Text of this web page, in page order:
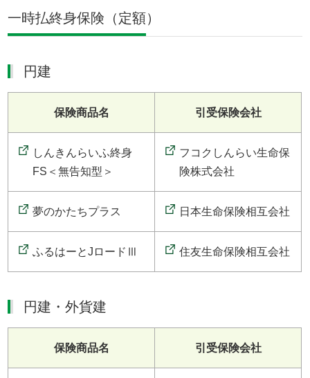
一時払終身保険（定額）
円建
保険商品名 引受保険会社
しんきんらいふ終身
FS＜無告知型＞
フコクしんらい生命保
険株式会社
夢のかたちプラス 日本生命保険相互会社
ふるはーとJロードⅢ 住友生命保険相互会社
円建・外貨建
保険商品名 引受保険会社